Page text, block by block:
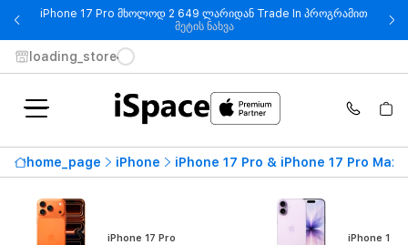
iPhone 17 Pro მხოლოდ 2 649 ლარიდან Trade In პროგრამით
მეტის ნახვა- iPhone 17 Pro მხოლოდ 2 649
loading_store
home_page iPhone iPhone 17 Pro & iPhone 17 Pro Max
iPhone 17 Pro iPhone 17